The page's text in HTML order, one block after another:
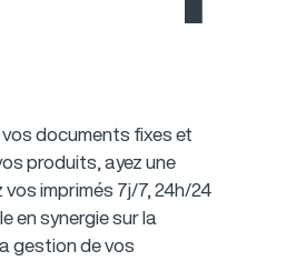
documents fixes et
produits, ayez une
imprimés 7j/7, 24h/24
en synergie sur la
gestion de vos